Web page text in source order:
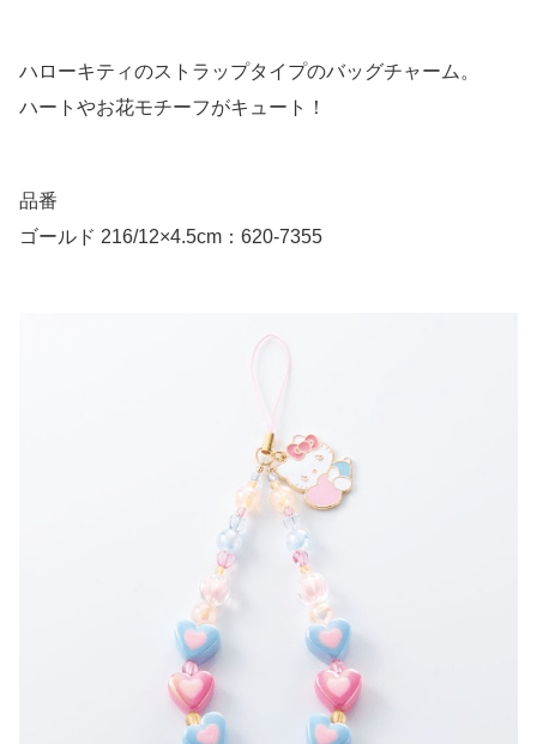
ハローキティのストラップタイプのバッグチャーム。
ハートやお花モチーフがキュート！
品番
ゴールド 216/12×4.5cm：620-7355